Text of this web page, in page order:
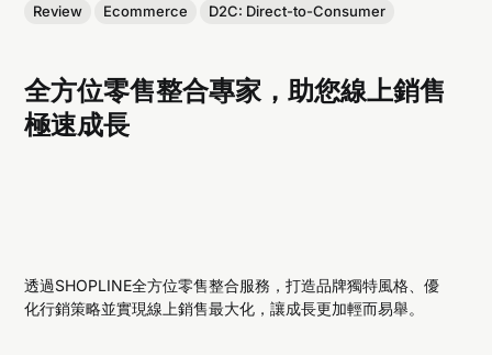
Review Ecommerce D2C: Direct-to-Consumer
全方位零售整合專家，助您線上銷售
極速成長
透過SHOPLINE全方位零售整合服務，打造品牌獨特風格、優
化行銷策略並實現線上銷售最大化，讓成長更加輕而易舉。